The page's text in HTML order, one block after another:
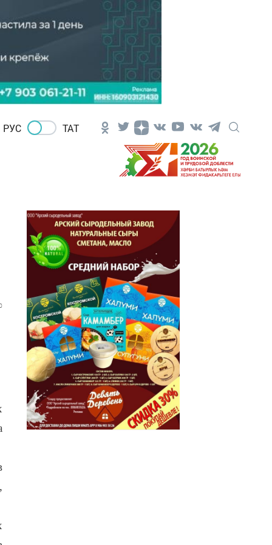
РУС ТАТ